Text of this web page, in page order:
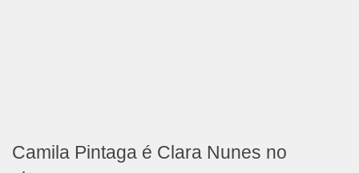
Camila Pintaga é Clara Nunes no